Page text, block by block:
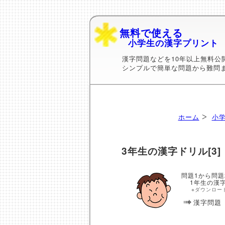
無料で使える
小学生の漢字プリント
漢字問題などを10年以上無料公
シンプルで簡単な問題から難問
ホーム 小
3年生の漢字ドリル[3]
問題1から問
1年生の漢字
※ダウンロー
漢字問題